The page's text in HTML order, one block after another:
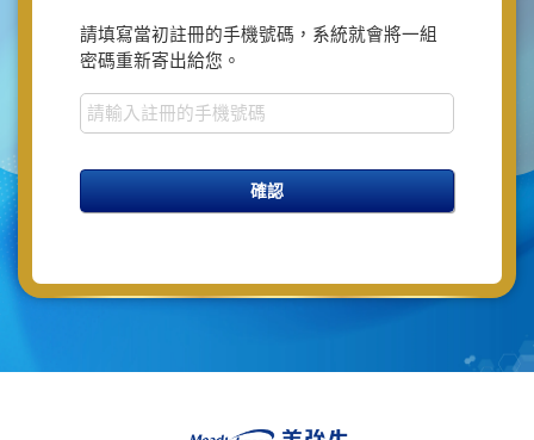
請填寫當初註冊的手機號碼，系統就會將一組
密碼重新寄出給您。